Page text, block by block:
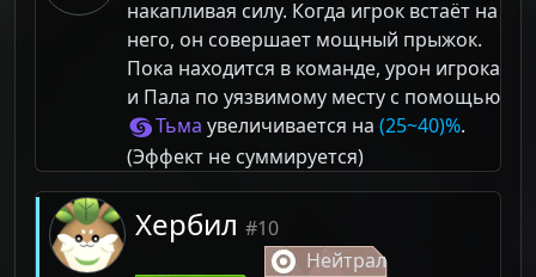
накапливая силу. Когда игрок встаёт на
него, он совершает мощный прыжок.
Пока находится в команде, урон игрока
и Пала по уязвимому месту с помощью
Тьма увеличивается на (25~40)%.
(Эффект не суммируется)
Хербил #10
Нейтрал